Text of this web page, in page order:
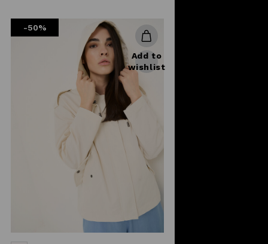
-50%
Add to
wishlist